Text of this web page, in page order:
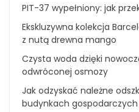
PIT-37 wypełniony: jak
Ekskluzywna kolekcja
z nutą drewna mango
Czysta woda dzięki
odwróconej osmozy
Jak odzyskać należne
budynkach